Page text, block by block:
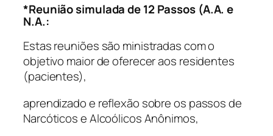
*Reunião simulada de 12 Passos (A.A. e
N.A.:
Estas reuniões são ministradas com o
objetivo maior de oferecer aos residentes
(pacientes),
aprendizado e reflexão sobre os passos de
Narcóticos e Alcoólicos Anônimos,